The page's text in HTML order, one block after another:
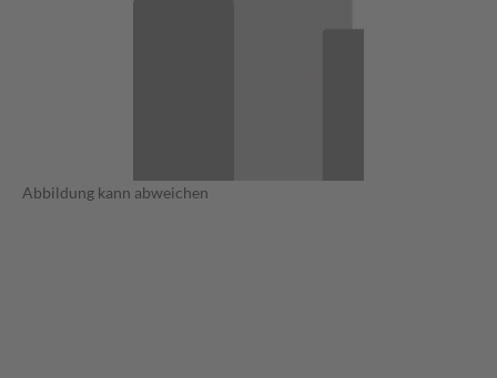
Abbildung kann abweichen